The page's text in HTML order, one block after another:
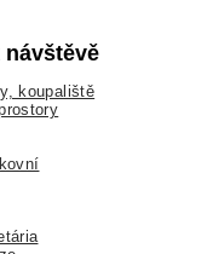
návštěvě
koupaliště